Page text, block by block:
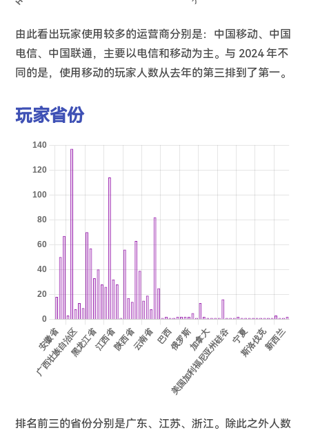
由此看出玩家使用较多的运营商分别是：中国移动、中国
电信、中国联通，主要以电信和移动为主。与 2024 年不
同的是，使用移动的玩家人数从去年的第三排到了第一。
玩家省份
排名前三的省份分别是广东、江苏、浙江。除此之外人数